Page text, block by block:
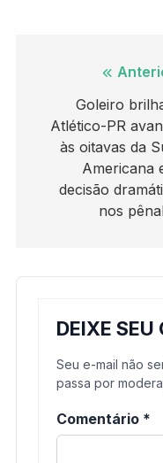
Navegação
Post
Goleiro
Atlético-PR
às oitavas da
Americana
decisão
nos
DEIXE
Seu e-mail não
passa por
Comentário *